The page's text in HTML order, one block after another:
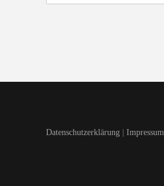
nach:
Datenschutzerklärung| Impressum